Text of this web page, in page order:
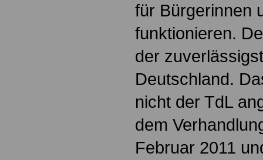
für Bürgerinnen
funktionieren.
der
Deutschland.
nicht der TdL
dem
Februar 2011